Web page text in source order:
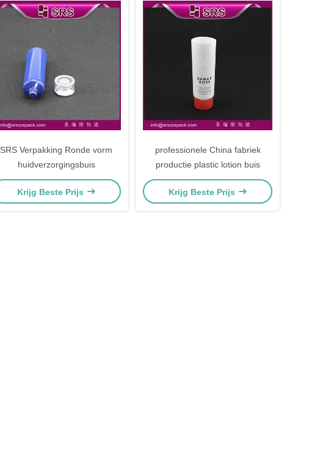
SRS Verpakking Ronde vorm
huidverzorgingsbuis
Krijg Beste Prijs
professionele China fabriek
productie plastic lotion buis
Krijg Beste Prijs